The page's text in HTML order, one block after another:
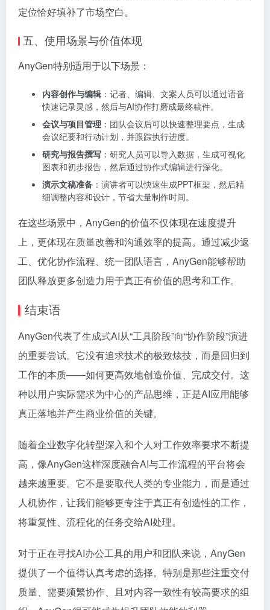
定位恰好填补了市场空白。
五、使用场景与价值体现
AnyGen特别适用于以下场景：
内容创作与编辑 ：记者、编辑、文案人员可以通过语音
快速记录灵感，然后与AI协作打磨成最终稿件。
会议与项目管理 ：团队会议后可以快速整理要点，生成
会议纪要和行动计划，并跟踪执行进度。
研究与报告撰写 ：研究人员可以导入数据，生成可视化
图表和初步报告，然后通过协作式编辑进行深化。
演示文稿准备 ：演讲者可以快速生成PPT框架，然后精
细调整内容和设计，节省大量制作时间。
在这些场景中，AnyGen的价值不仅体现在速度提升
上，更体现在质量改善和沟通效率的提高。通过减少返
工、优化协作流程、统一团队语言，AnyGen能够帮助
团队释放更多创造力用于真正有价值的思考和工作。
结束语
AnyGen代表了生成式AI从“工具阶段”向“协作阶段”演进
的重要尝试。它没有追求技术的极致炫技，而是回归到
工作的本质——如何更高效地创造价值、完成交付。这
种以用户实际需求为中心的产品思维，正是AI应用能够
真正落地并产生商业价值的关键。
随着企业数字化转型深入和个人对工作效率要求不断提
高，像AnyGen这样深度融合AI与工作流程的平台将会
越来越重要。它不是要取代人类的专业能力，而是通过
人机协作，让我们能够更专注于真正有创造性的工作，
将重复性、流程化的任务交给AI处理。
对于正在寻找AI办公工具的用户和团队来说，AnyGen
提供了一个值得认真考虑的选择。特别是那些注重交付
质量、需要频繁协作、且对内容一致性有较高要求的组